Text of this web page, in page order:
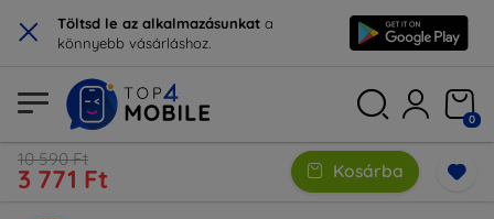
× Töltsd le az alkalmazásunkat a
könnyebb vásárláshoz.
0
10 590 Ft
3 771 Ft Kosárba